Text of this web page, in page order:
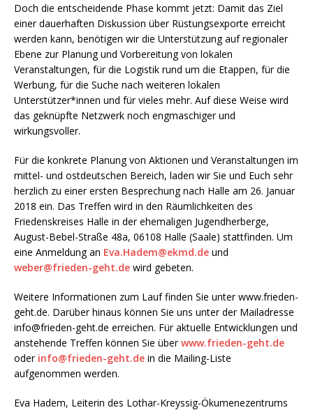
Doch die entscheidende Phase kommt jetzt: Damit das Ziel
einer dauerhaften Diskussion über Rüstungsexporte erreicht
werden kann, benötigen wir die Unterstützung auf regionaler
Ebene zur Planung und Vorbereitung von lokalen
Veranstaltungen, für die Logistik rund um die Etappen, für die
Werbung, für die Suche nach weiteren lokalen
Unterstützer*innen und für vieles mehr. Auf diese Weise wird
das geknüpfte Netzwerk noch engmaschiger und
wirkungsvoller.
Für die konkrete Planung von Aktionen und Veranstaltungen im
mittel- und ostdeutschen Bereich, laden wir Sie und Euch sehr
herzlich zu einer ersten Besprechung nach Halle am 26. Januar
2018 ein. Das Treffen wird in den Räumlichkeiten des
Friedenskreises Halle in der ehemaligen Jugendherberge,
August-Bebel-Straße 48a, 06108 Halle (Saale) stattfinden. Um
eine Anmeldung an Eva.Hadem@ekmd.de und
weber@frieden-geht.de wird gebeten.
Weitere Informationen zum Lauf finden Sie unter www.frieden-
geht.de. Darüber hinaus können Sie uns unter der Mailadresse
info@frieden-geht.de erreichen. Für aktuelle Entwicklungen und
anstehende Treffen können Sie überwww.frieden-geht.de
oder info@frieden-geht.de in die Mailing-Liste
aufgenommen werden.
Eva Hadem, Leiterin des Lothar-Kreyssig-Ökumenezentrums